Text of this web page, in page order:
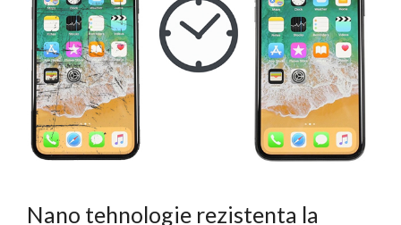
Nano tehnologie rezistenta la